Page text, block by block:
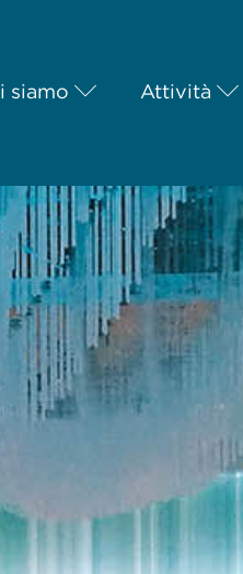
siamo Attività